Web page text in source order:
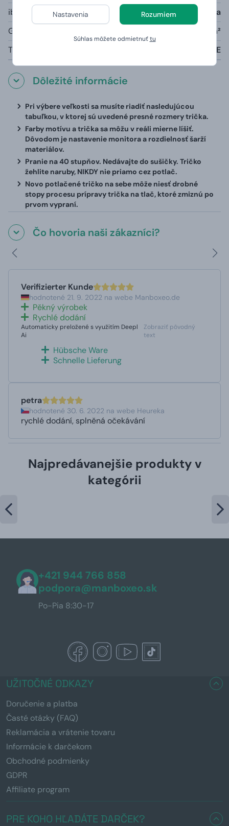
Nastavenia Rozumiem
Súhlas môžete odmietnuťtu
iba šedá farba melange:
85% bavlna, 15% viskóza
Gramáž:
190g/m²
Tabuľka veľkostí:
viď nižšie V TEXTE
Dôležité informácie
Pri výbere veľkosti sa musíte riadiť nasledujúcou
tabuľkou, v ktorej sú uvedené presné rozmery trička.
Farby motívu a trička sa môžu v reáli mierne líšiť.
Dôvodom je nastavenie monitora a rozdielnosť šarží
materiálov.
Pranie na 40 stupňov. Nedávajte do sušičky. Tričko
žehlite naruby, NIKDY nie priamo cez potlač.
Novo potlačené tričko na sebe môže niesť drobné
stopy procesu prípravy trička na tlač, ktoré zmiznú po
prvom vypraní.
Čo hovoria naši zákazníci?
Verifizierter Kunde
hodnotené 21. 9. 2022 na webe Manboxeo.de
Pěkný výrobek
Rychlé dodání
Automaticky preložené s využitím Deepl
Ai
Zobraziť pôvodný
text
Hübsche Ware
Schnelle Lieferung
petra
hodnotené 30. 6. 2022 na webe Heureka
rychlé dodání, splněná očekávání
Najpredávanejšie produkty v
kategórii
+421 944 766 858
podpora@manboxeo.sk
Po-Pia 8:30-17
UŽITOČNÉ ODKAZY
Doručenie a platba
Časté otázky (FAQ)
Reklamácia a vrátenie tovaru
Informácie k darčekom
Obchodné podmienky
GDPR
Affiliate program
PRE KOHO HĽADÁTE DARČEK?